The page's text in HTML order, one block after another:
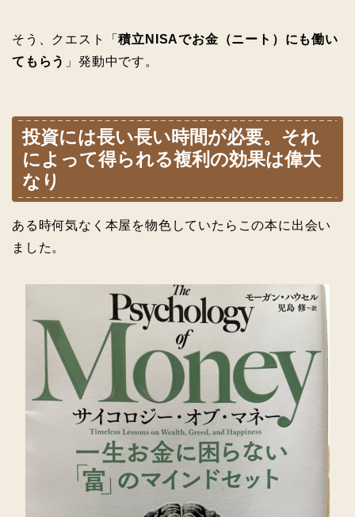
そう、クエスト「積立NISAでお金（ニート）にも働い
てもらう 」発動中です。
投資には長い長い時間が必要。それ
によって得られる複利の効果は偉大
なり
ある時何気なく本屋を物色していたらこの本に出会い
ました。